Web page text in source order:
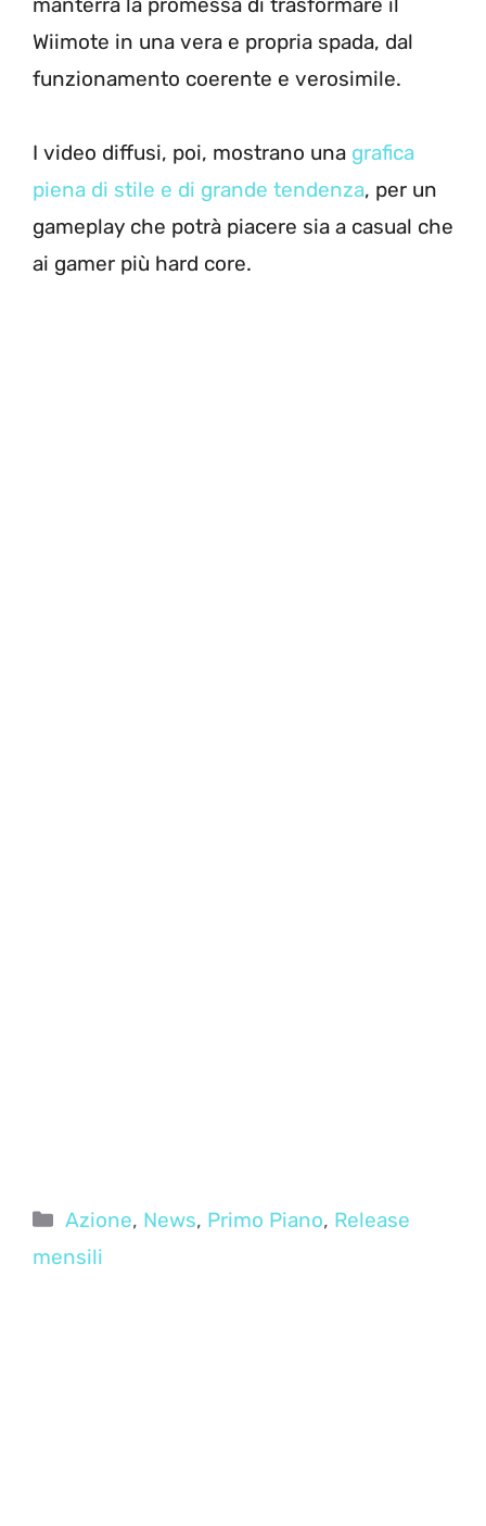
Wiimote in una vera e propria spada, dal
funzionamento coerente e verosimile.
I video diffusi, poi, mostrano una grafica
piena di stile e di grande tendenza, per un
gameplay che potrà piacere sia a casual che
ai gamer più hard core.
Categorie
Azione, News, Primo Piano, Release
mensili